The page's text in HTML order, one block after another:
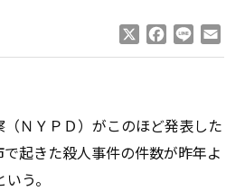
Facebook
Line
ＮＹＰＤ）がこのほど発表した
起きた殺人事件の件数が昨年よ
う。